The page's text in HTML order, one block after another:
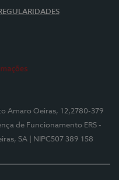
Amaro Oeiras, 12,2780-379
de Funcionamento ERS -
SA | NIPC507 389 158